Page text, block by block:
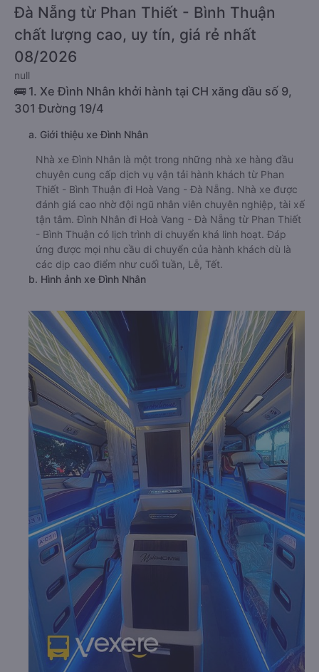
Đà Nẵng từ Phan Thiết - Bình Thuận
chất lượng cao, uy tín, giá rẻ nhất
08/2026
null
🚌 1. Xe Đình Nhân khởi hành tại CH xăng dầu số 9,
301 Đường 19/4
a. Giới thiệu xe Đình Nhân
Nhà xe Đình Nhân là một trong những nhà xe hàng đầu
chuyên cung cấp dịch vụ vận tải hành khách từ Phan
Thiết - Bình Thuận đi Hoà Vang - Đà Nẵng. Nhà xe được
đánh giá cao nhờ đội ngũ nhân viên chuyên nghiệp, tài xế
tận tâm. Đình Nhân đi Hoà Vang - Đà Nẵng từ Phan Thiết
- Bình Thuận có lịch trình di chuyển khá linh hoạt. Đáp
ứng được mọi nhu cầu di chuyển của hành khách dù là
các dịp cao điểm như cuối tuần, Lễ, Tết.
b. Hình ảnh xe Đình Nhân